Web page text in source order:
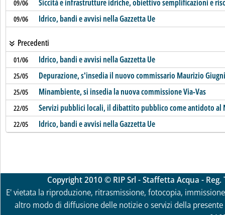
09/06 Siccità e infrastrutture idriche, obiettivo semplificazioni e
09/06 Idrico, bandi e avvisi nella Gazzetta Ue
Precedenti
01/06 Idrico, bandi e avvisi nella Gazzetta Ue
25/05 Depurazione, s'insedia il nuovo commissario Maurizio Giugni
25/05 Minambiente, si insedia la nuova commissione Via-Vas
22/05 Servizi pubblici locali, il dibattito pubblico come antidoto al
22/05 Idrico, bandi e avvisi nella Gazzetta Ue
Copyright 2010 © RIP Srl - Staffetta Acqua -
E' vietata la riproduzione, ritrasmissione, fotocopia,
altro modo di diffusione delle notizie o servizi della